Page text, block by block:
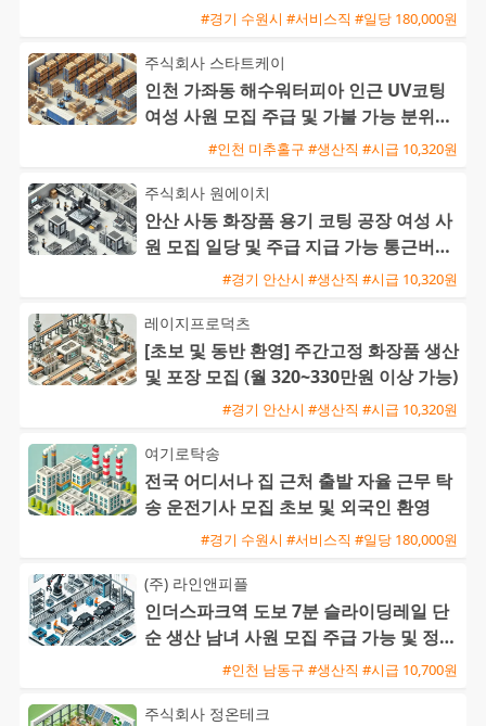
#경기 수원시 #서비스직 #일당 180,000원
주식회사 스타트케이
인천 가좌동 해수워터피아 인근 UV코팅
여성 사원 모집 주급 및 가불 가능 분위기
좋은 근무지#인천 미추홀구 #생산직 #시급 10,320원
주식회사 원에이치
안산 사동 화장품 용기 코팅 공장 여성 사
원 모집 일당 및 주급 지급 가능 통근버스
#경기 안산시 #생산직 #시급 10,320원
레이지프로덕츠
[초보 및 동반 환영] 주간고정 화장품 생산
및 포장 모집 (월 320~330만원 이상 가능)
#경기 안산시 #생산직 #시급 10,320원
여기로탁송
전국 어디서나 집 근처 출발 자율 근무 탁
송 운전기사 모집 초보 및 외국인 환영
#경기 수원시 #서비스직 #일당 180,000원
(주) 라인앤피플
인더스파크역 도보 7분 슬라이딩레일 단
순 생산 남녀 사원 모집 주급 가능 및 정규
직 전환 기회#인천 남동구 #생산직 #시급 10,700원
주식회사 정온테크